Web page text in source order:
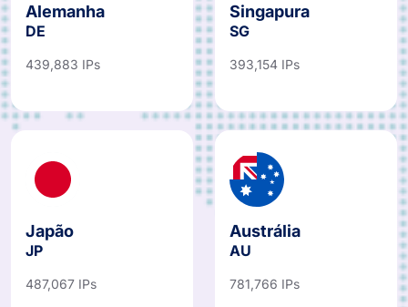
Alemanha
DE
439,883 IPs
Singapura
SG
393,154 IPs
Japão
JP
487,067 IPs
Austrália
AU
781,766 IPs